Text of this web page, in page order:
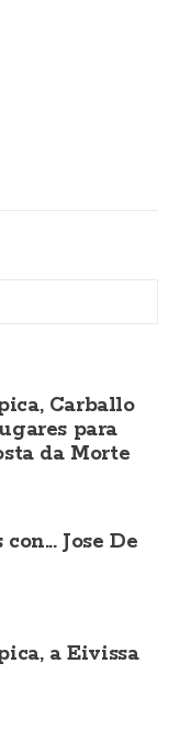
Carballo
para
da Morte
Jose De
a Eivissa